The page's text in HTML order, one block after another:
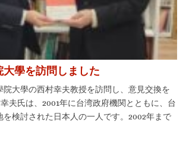
大學を訪問しました
院大學の西村幸夫教授を訪問し、意見交換を
夫氏は、2001年に台湾政府機関とともに、台
を検討された日本人の一人です。2002年まで